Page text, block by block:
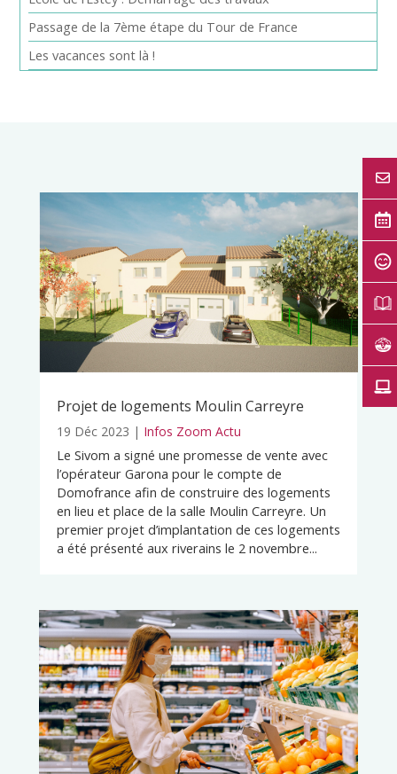
Passage de la 7ème étape du Tour de France
Les vacances sont là !
Projet de logements Moulin Carreyre
19 Déc 2023 | Infos Zoom Actu
Le Sivom a signé une promesse de vente avec
l’opérateur Garona pour le compte de
Domofrance afin de construire des logements
en lieu et place de la salle Moulin Carreyre. Un
premier projet d’implantation de ces logements
a été présenté aux riverains le 2 novembre...